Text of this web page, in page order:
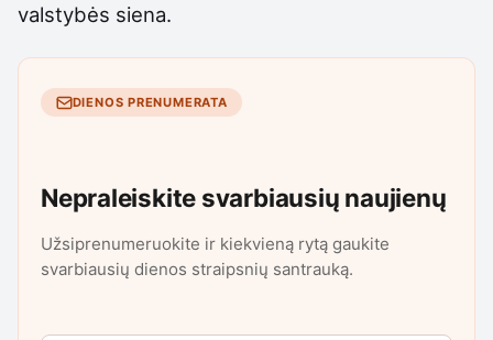
valstybės siena.
DIENOS PRENUMERATA
Nepraleiskite svarbiausių naujienų
Užsiprenumeruokite ir kiekvieną rytą gaukite
svarbiausių dienos straipsnių santrauką.